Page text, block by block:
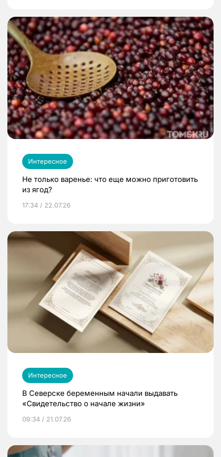
Интересное
Не только варенье: что еще можно приготовить
из ягод?
17:34 / 22.07.26
Интересное
В Северске беременным начали выдавать
«Свидетельство о начале жизни»
09:34 / 21.07.26